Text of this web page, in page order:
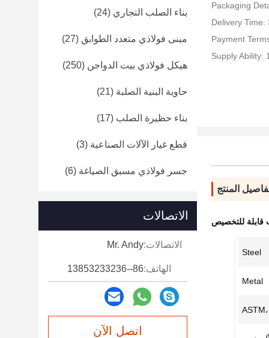
Packaging
Delivery Time:
Payment
Supply Ability:
المنتج
للتخصيص
Steel
Metal
بناء الصلب التجاري (24)
مبنى فولاذي متعدد الطوابق (27)
هيكل فولاذي بيت الدواجن (250)
حاوية البنية الصلبة (21)
بناء حظيرة الصلب (17)
قطع غيار الآلات الصناعية (3)
جسر فولاذي مسبق الصياغة (6)
الاتصالات
الاتصالات:Mr. Andy
الهاتف:86--13853233236
اتصل الآن